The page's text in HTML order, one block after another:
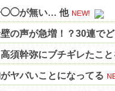
◯◯が無い… 他 NEW!
の声が急増！？30連で
須幹弥にブチギレたこ
ヤバいことになってる